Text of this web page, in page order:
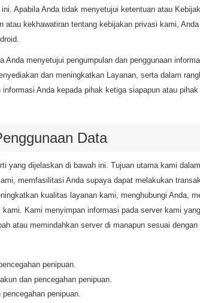
Apabila Anda tidak menyetujui ketentuan atau
kekhawatiran tentang kebijakan privasi kami,
menyetujui pengumpulan dan penggunaan
dan meningkatkan Layanan, serta dalam
Anda kepada pihak ketiga siapapun atau
Data
yang dijelaskan di bawah ini. Tujuan utama kami
memfasilitasi Anda supaya dapat melakukan
kualitas layanan kami, menghubungi Anda,
Kami menyimpan informasi pada server kami
atau memindahkan server di manapun sesuai
penipuan.
dan pencegahan penipuan.
penipuan.